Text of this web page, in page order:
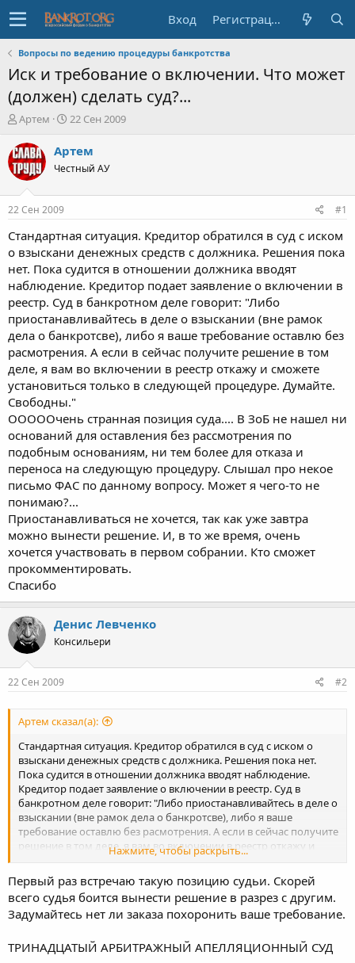
Вход Регистрация
Вопросы по ведению процедуры банкротства
Иск и требование о включении. Что может
(должен) сделать суд?...
А
т
о
р
е
м
ы
Артем
Д
т
н
л
22 Сен 2009
Артем
Честный АУ
22 Сен 2009 #1
Стандартная ситуация. Кредитор обратился в суд с иском
о взыскани денежных средств с должника. Решения пока
нет. Пока судится в отношении должника вводят
наблюдение. Кредитор подает заявление о включении в
реестр. Суд в банкротном деле говорит: "Либо
приостанавливайтесь в деле о взыскании (вне рамок
дела о банкротсве), либо я ваше требование оставлю без
расмотрения. А если в сейчас получите решение в том
деле, я вам во включении в реестр откажу и сможете
установиться только в следующей процедуре. Думайте.
Свободны."
ОООООчень странная позиция суда.... В ЗоБ не нашел ни
оснований для оставления без рассмотрения по
подобным основаниям, ни тем более для отказа и
переноса на следующую процедуру. Слышал про некое
письмо ФАС по данному вопросу. Может я чего-то не
понимаю?...
Приостанавливаться не хочется, так как уже завтра
можно вынести решение. И, в то же время, очень
хочется участвовать в первом собрании. Кто сможет
прокомментировать.
Спасибо
Денис Левченко
Консильери
22 Сен 2009 #2
Артем сказал(а):
Стандартная ситуация. Кредитор обратился в суд с иском о
взыскани денежных средств с должника. Решения пока нет.
Пока судится в отношении должника вводят наблюдение.
Кредитор подает заявление о включении в реестр. Суд в
банкротном деле говорит: "Либо приостанавливайтесь в деле о
взыскании (вне рамок дела о банкротсве), либо я ваше
требование оставлю без расмотрения. А если в сейчас получите
решение в том деле, я вам во включении в реестр откажу и
сможете установиться только в следующей процедуре.
Думайте. Свободны."
ОООООчень странная позиция суда.... В ЗоБ не нашел ни
оснований для оставления без рассмотрения по подобным
основаниям, ни тем более для отказа и переноса на
данному вопросу. Может я чего-то не понимаю?...
Нажмите, чтобы раскрыть...
Первый раз встречаю такую позицию судьи. Скорей
всего судья боится вынести решение в разрез с другим.
Задумайтесь нет ли заказа похоронить ваше требование.
ТРИНАДЦАТЫЙ АРБИТРАЖНЫЙ АПЕЛЛЯЦИОННЫЙ СУД